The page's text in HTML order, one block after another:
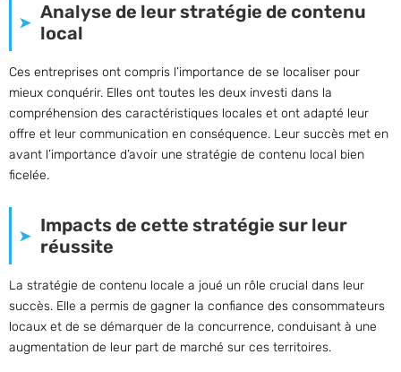
Analyse de leur stratégie de contenu
local
Ces entreprises ont compris l’importance de se localiser pour
mieux conquérir. Elles ont toutes les deux investi dans la
compréhension des caractéristiques locales et ont adapté leur
offre et leur communication en conséquence. Leur succès met en
avant l’importance d’avoir une stratégie de contenu local bien
ficelée.
Impacts de cette stratégie sur leur
réussite
La stratégie de contenu locale a joué un rôle crucial dans leur
succès. Elle a permis de gagner la confiance des consommateurs
locaux et de se démarquer de la concurrence, conduisant à une
augmentation de leur part de marché sur ces territoires.